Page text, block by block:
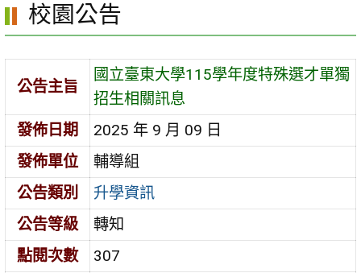
容
區
校園公告
公告主旨
國立臺東大學115學年度特殊選才單獨
招生相關訊息
發佈日期
2025 年 9 月 09 日
發佈單位
輔導組
公告類別
升學資訊
公告等級
轉知
點閱次數
307